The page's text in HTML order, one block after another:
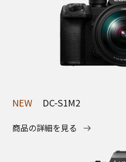
NEW DC-S1M2
商品の詳細を見る